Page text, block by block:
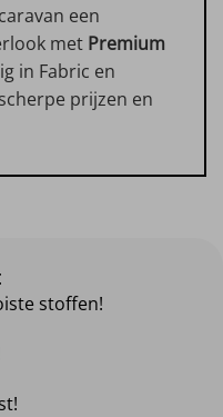
een
met Premium
in Fabric en
prijzen en
stoffen!